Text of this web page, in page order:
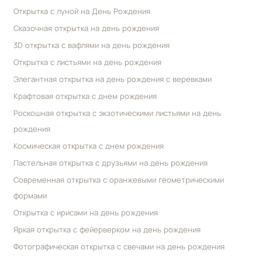
Открытка с луной на День Рождения
Сказочная открытка на день рождения
3D открытка с вафлями на день рождения
Открытка с листьями на день рождения
Элегантная открытка на день рождения с веревками
Крафтовая открытка с днем рождения
Роскошная открытка с экзотическими листьями на день
рождения
Космическая открытка с днем рождения
Пастельная открытка с друзьями на день рождения
Современная открытка с оранжевыми геометрическими
формами
Открытка с ирисами на день рождения
Яркая открытка с фейерверком на день рождения
Фотографическая открытка с свечами на день рождения